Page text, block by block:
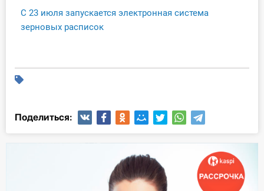
Вебинары
Кадры. Труд. Зарплата.
Юридический помощник
С 23 июля запускается электронная система
зерновых расписок
Поделиться: